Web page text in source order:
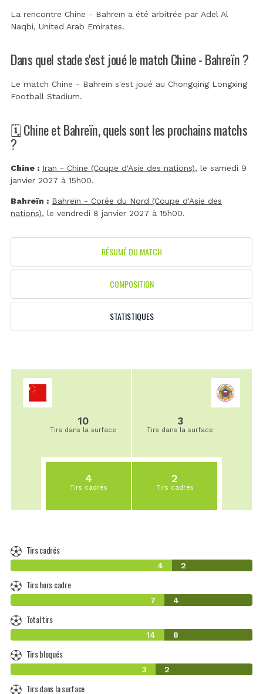
La rencontre Chine - Bahreïn a été arbitrée par Adel Al
Naqbi, United Arab Emirates.
Dans quel stade s'est joué le match Chine - Bahreïn ?
Le match Chine - Bahreïn s'est joué au Chongqing Longxing
Football Stadium.
🗓️ Chine et Bahreïn, quels sont les prochains matchs
?
Chine : Iran - Chine (Coupe d'Asie des nations), le samedi 9
janvier 2027 à 15h00.
Bahreïn : Bahreïn - Corée du Nord (Coupe d'Asie des
nations), le vendredi 8 janvier 2027 à 15h00.
RÉSUMÉ DU MATCH
COMPOSITION
STATISTIQUES
10
Tirs dans la surface
4
Tirs cadrés
3
Tirs dans la surface
2
Tirs cadrés
Tirs cadrés
4 2
Tirs hors cadre
7 4
Total tirs
14 8
Tirs bloqués
3 2
Tirs dans la surface